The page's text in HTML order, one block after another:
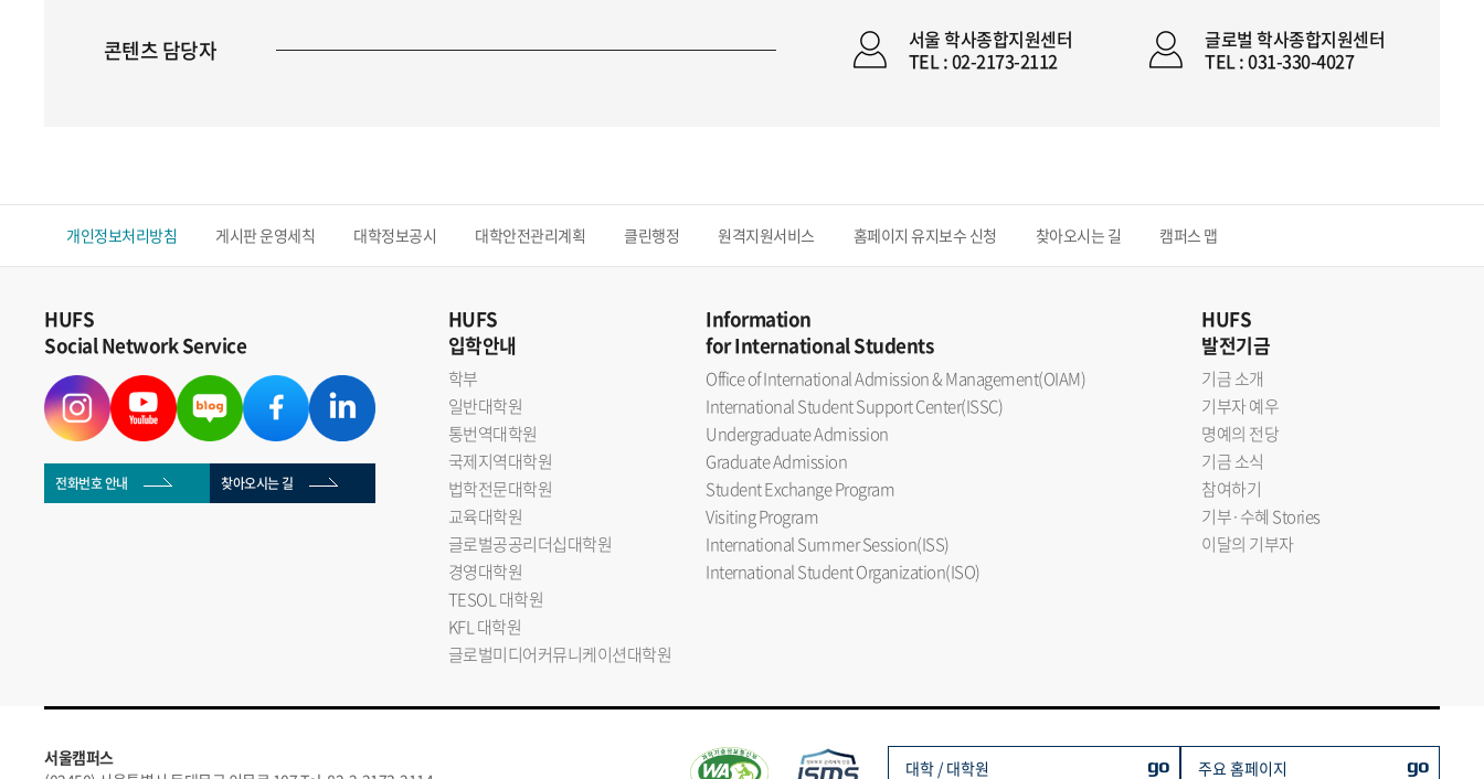
콘텐츠 담당자
서울 학사종합지원센터
TEL : 02-2173-2112
글로벌 학사종합지원센터
TEL : 031-330-4027
개인정보처리방침 게시판 운영세칙 대학정보공시 대학안전관리계획 클린행정 원격지원서비스 홈페이지 유지보수 신청 찾아오시는 길 캠퍼스 맵
HUFS
Social Network Service
전화번호 안내 찾아오시는 길
HUFS
입학안내
학부
일반대학원
통번역대학원
국제지역대학원
법학전문대학원
교육대학원
글로벌공공리더십대학원
경영대학원
TESOL 대학원
KFL 대학원
글로벌미디어커뮤니케이션대학원
Information
for International Students
Office of International Admission & Management(OIAM)
International Student Support Center(ISSC)
Undergraduate Admission
Graduate Admission
Student Exchange Program
Visiting Program
International Summer Session(ISS)
International Student Organization(ISO)
HUFS
발전기금
기금 소개
기부자 예우
명예의 전당
기금 소식
참여하기
기부·수혜 Stories
이달의 기부자
서울캠퍼스
대학 / 대학원 go 주요 홈페이지 go